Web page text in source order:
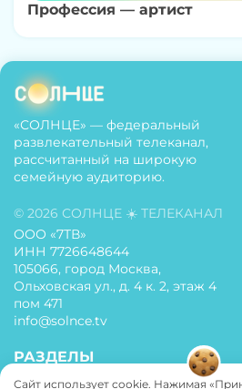
Профессия — артист
«СОЛНЦЕ» — федеральный
развлекательный телеканал,
рассчитанный на широкую
семейную аудиторию.
© 2026 СОЛНЦЕ ☀️ ТЕЛЕКАНАЛ
ООО «7ТВ»
ИНН 7726648644
105066, город Москва,
Ольховская ул., д. 4 к. 2, этаж 4
пом 471
info@solnce.tv
РАЗДЕЛЫ
Сайт использует cookie. Нажимая